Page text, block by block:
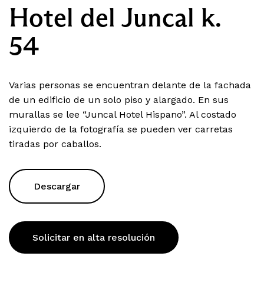
Hotel del Juncal k.
54
Varias personas se encuentran delante de la fachada
de un edificio de un solo piso y alargado. En sus
murallas se lee “Juncal Hotel Hispano”. Al costado
izquierdo de la fotografía se pueden ver carretas
tiradas por caballos.
Descargar
Solicitar en alta resolución